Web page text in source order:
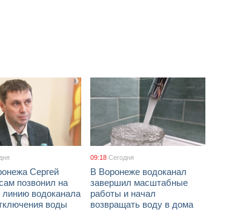
Сергей
позвонил на
линию водоканала
воды
09:18 Сегодня
В Воронеже водоканал
завершил масштабные
работы и начал
возвращать воду в дома